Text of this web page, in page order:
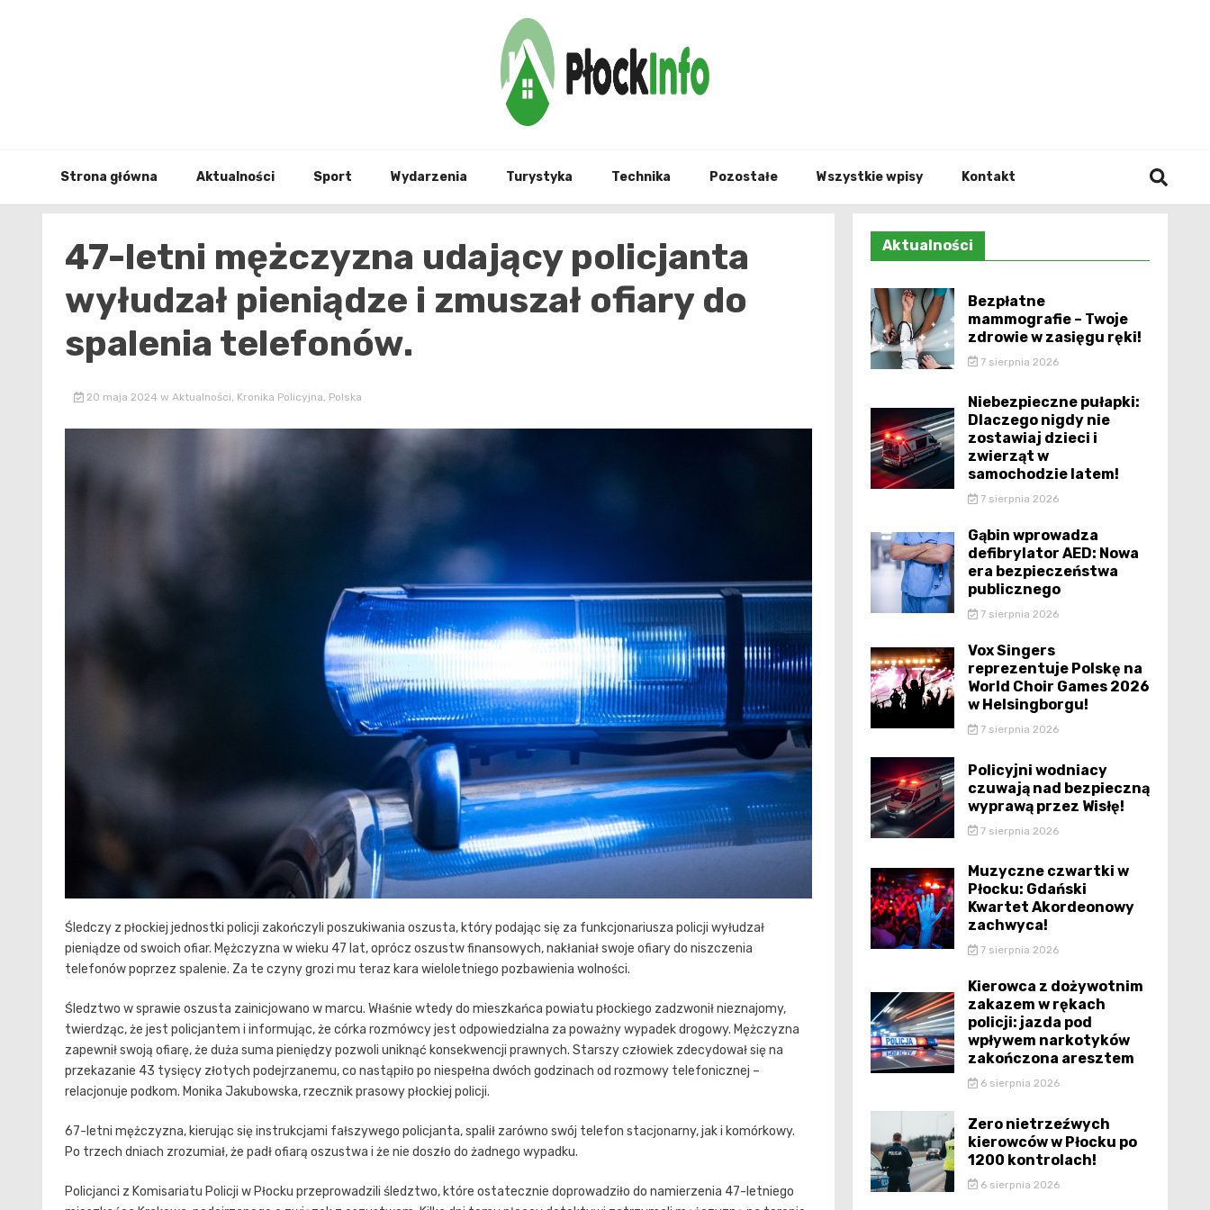
Strona główna Aktualności Sport Wydarzenia Turystyka Technika Pozostałe Wszystkie wpisy Kontakt
47-letni mężczyzna udający policjanta
wyłudzał pieniądze i zmuszał ofiary do
spalenia telefonów.
20 maja 2024 w Aktualności, Kronika Policyjna, Polska
Śledczy z płockiej jednostki policji zakończyli poszukiwania oszusta, który podając się za funkcjonariusza policji wyłudzał
pieniądze od swoich ofiar. Mężczyzna w wieku 47 lat, oprócz oszustw finansowych, nakłaniał swoje ofiary do niszczenia
telefonów poprzez spalenie. Za te czyny grozi mu teraz kara wieloletniego pozbawienia wolności.
Śledztwo w sprawie oszusta zainicjowano w marcu. Właśnie wtedy do mieszkańca powiatu płockiego zadzwonił nieznajomy,
twierdząc, że jest policjantem i informując, że córka rozmówcy jest odpowiedzialna za poważny wypadek drogowy. Mężczyzna
zapewnił swoją ofiarę, że duża suma pieniędzy pozwoli uniknąć konsekwencji prawnych. Starszy człowiek zdecydował się na
przekazanie 43 tysięcy złotych podejrzanemu, co nastąpiło po niespełna dwóch godzinach od rozmowy telefonicznej –
relacjonuje podkom. Monika Jakubowska, rzecznik prasowy płockiej policji.
67-letni mężczyzna, kierując się instrukcjami fałszywego policjanta, spalił zarówno swój telefon stacjonarny, jak i komórkowy.
Po trzech dniach zrozumiał, że padł ofiarą oszustwa i że nie doszło do żadnego wypadku.
Policjanci z Komisariatu Policji w Płocku przeprowadzili śledztwo, które ostatecznie doprowadziło do namierzenia 47-letniego
Aktualności
Bezpłatne
mammografie – Twoje
zdrowie w zasięgu ręki!
7 sierpnia 2026
Niebezpieczne pułapki:
Dlaczego nigdy nie
zostawiaj dzieci i
zwierząt w
samochodzie latem!
7 sierpnia 2026
Gąbin wprowadza
defibrylator AED: Nowa
era bezpieczeństwa
publicznego
7 sierpnia 2026
Vox Singers
reprezentuje Polskę na
World Choir Games 2026
w Helsingborgu!
7 sierpnia 2026
Policyjni wodniacy
czuwają nad bezpieczną
wyprawą przez Wisłę!
7 sierpnia 2026
Muzyczne czwartki w
Płocku: Gdański
Kwartet Akordeonowy
zachwyca!
7 sierpnia 2026
Kierowca z dożywotnim
zakazem w rękach
policji: jazda pod
wpływem narkotyków
zakończona aresztem
6 sierpnia 2026
Zero nietrzeźwych
kierowców w Płocku po
1200 kontrolach!
6 sierpnia 2026